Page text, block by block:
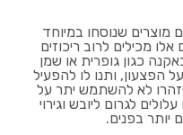
מוצרים שנוסחו במיוחד
מכילים לרוב ריכוזים
כגון גופרית או שמן
הפצעון, ותנו לו להפעיל
לא להשתמש יתר על
לגרום ליובש וגירוי
יותר בפנים.